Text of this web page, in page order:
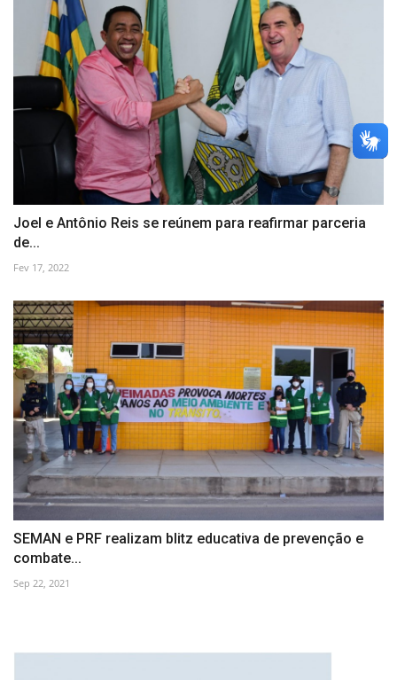
Joel e Antônio Reis se reúnem para reafirmar parceria
de...
Fev 17, 2022
SEMAN e PRF realizam blitz educativa de prevenção e
combate...
Sep 22, 2021